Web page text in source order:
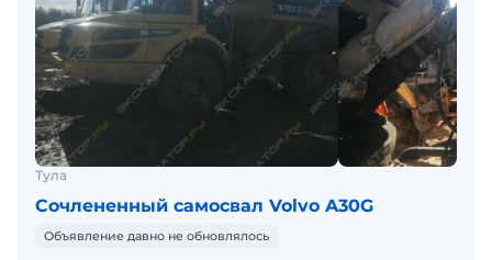
Тула
Сочлененный самосвал Volvo A30G
Объявление давно не обновлялось